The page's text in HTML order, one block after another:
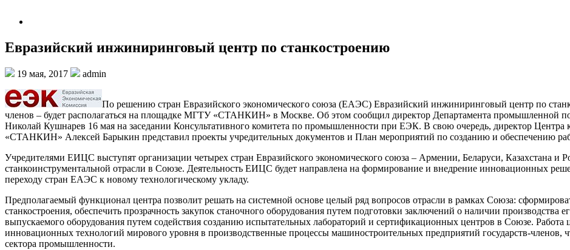
Евразийский инжиниринговый центр по станкостроению
19 мая, 2017 admin
По решению стран Евразийского экономического союза (ЕАЭС) Евразийский инжиниринговый центр по
членов – будет располагаться на площадке МГТУ «СТАНКИН» в Москве. Об этом сообщил директор Департамента промышленной
Николай Кушнарев 16 мая на заседании Консультативного комитета по промышленности при ЕЭК. В свою очередь, директор
«СТАНКИН» Алексей Барыкин представил проекты учредительных документов и План мероприятий по созданию и обеспечению
Учредителями ЕИЦС выступят организации четырех стран Евразийского экономического союза – Армении, Беларуси, Казахстана и
станкоинструментальной отрасли в Союзе. Деятельность ЕИЦС будет направлена на формирование и внедрение инновационных
переходу стран ЕАЭС к новому технологическому укладу.
Предполагаемый функционал центра позволит решать на системной основе целый ряд вопросов отрасли в рамках Союза:
станкостроения, обеспечить прозрачность закупок станочного оборудования путем подготовки заключений о наличии
выпускаемого оборудования путем содействия созданию испытательных лабораторий и сертификационных центров в Союзе. Работа
инновационных технологий мирового уровня в производственные процессы машиностроительных предприятий государств-членов,
сектора промышленности.